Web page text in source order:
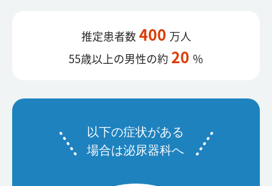
推定患者数 400 万人
55歳以上の男性の約 20 ％
以下の症状がある
場合は泌尿器科へ